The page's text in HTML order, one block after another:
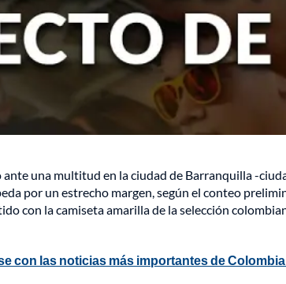
una multitud en la ciudad de Barranquilla -
por un estrecho margen, según el conteo
con la camiseta amarilla de la selección
con las noticias más importantes de